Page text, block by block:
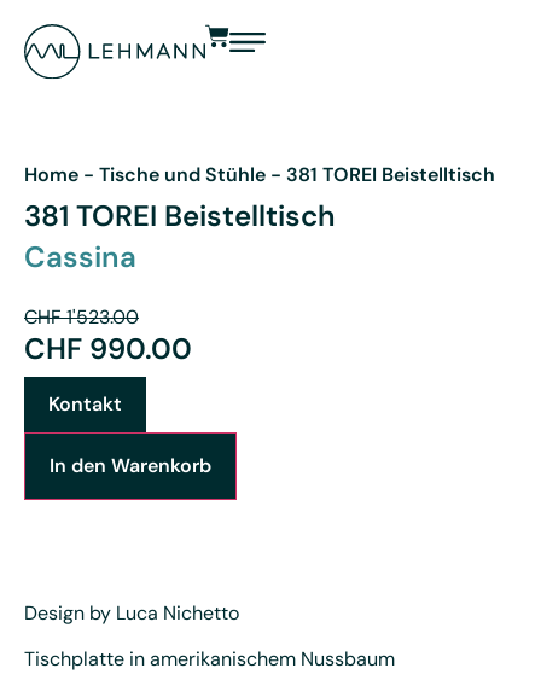
Home - Tische und Stühle - 381 TOREI Beistelltisch
381 TOREI Beistelltisch
Cassina
CHF1'523.00
CHF 990.00
Kontakt
In den Warenkorb
Design by Luca Nichetto
Tischplatte in amerikanischem Nussbaum